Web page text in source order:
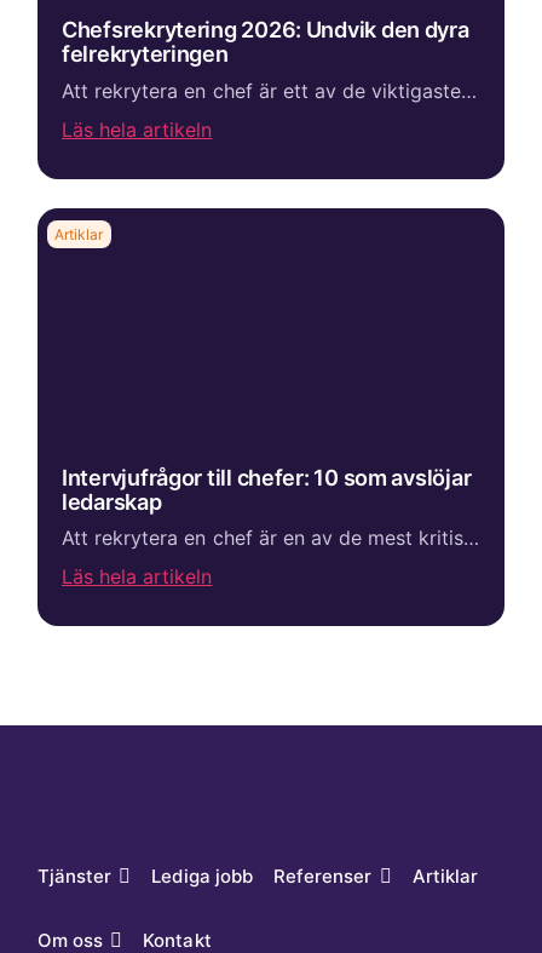
Chefsrekrytering 2026: Undvik den dyra
felrekryteringen
Att rekrytera en chef är ett av de viktigaste besluten ett företag fattar. En framgångsrik ledare kan skapa tillväxt, stärka företagskulturen och utveckla organisationen. En felrekrytering kan däremot bli både kostsam och tidskrävande inte bara ekonomis...
Läs hela artikeln
Artiklar
Intervjufrågor till chefer: 10 som avslöjar
ledarskap
Att rekrytera en chef är en av de mest kritiska processerna i ett företag. En felrekrytering påverkar inte bara resultat, utan även kultur, team och framtida tillväxt. Trots det bygger många intervjuer fortfarande på magkänsla, ostrukturerade samtal och...
Läs hela artikeln
Tjänster Lediga jobb Referenser Artiklar
Om oss Kontakt